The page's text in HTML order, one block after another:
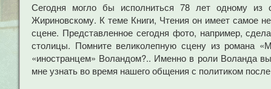
Сегодня могло бы исполниться 78 лет одному из
Жириновскому. К теме Книги, Чтения он имеет самое
сцене. Представленное сегодня фото, например,
столицы. Помните великолепную сцену из романа
«иностранцем» Воландом?.. Именно в роли Воланда
мне узнать во время нашего общения с политиком